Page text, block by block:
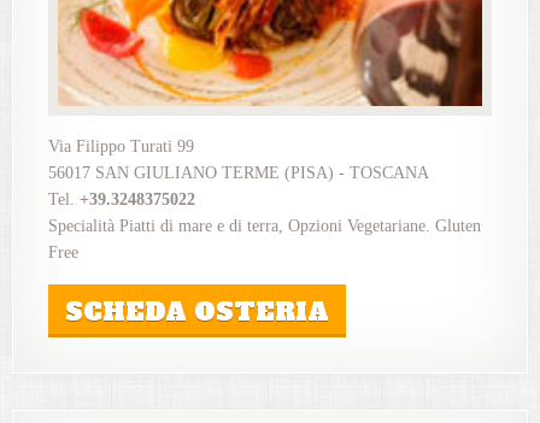
Via Filippo Turati 99
56017 SAN GIULIANO TERME (PISA) - TOSCANA
Tel. +39.3248375022
Specialità Piatti di mare e di terra, Opzioni Vegetariane. Gluten
Free
SCHEDA OSTERIA